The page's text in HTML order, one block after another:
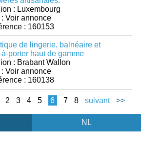
: Luxembourg
: Voir annonce
: 160153
de lingerie, balnéaire et
à-porter haut de gamme
: Brabant Wallon
: Voir annonce
: 160138
2 3 4 5 6 7 8 suivant >>
NL